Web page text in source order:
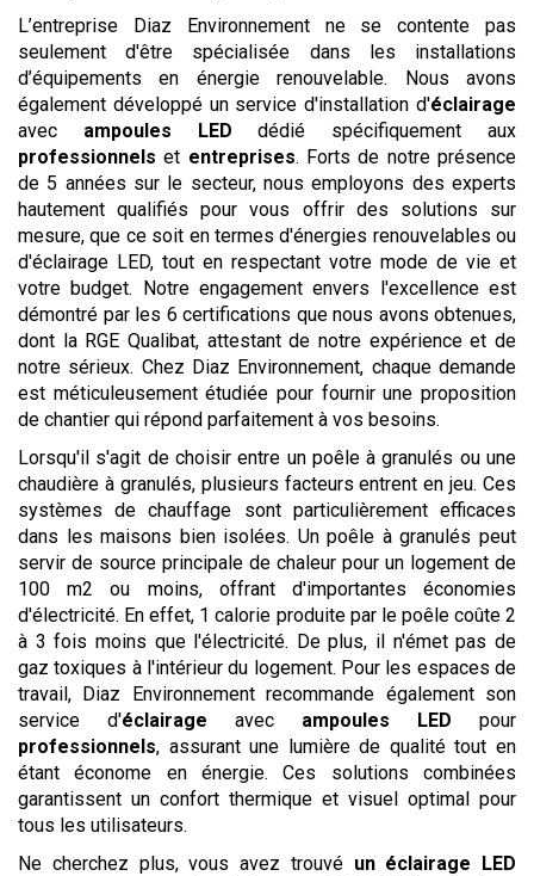
L’entreprise Diaz Environnement ne se contente pas
seulement d'être spécialisée dans les installations
d’équipements en énergie renouvelable. Nous avons
également développé un service d'installation d'éclairage
avec ampoules LED dédié spécifiquement aux
professionnels et entreprises. Forts de notre présence
de 5 années sur le secteur, nous employons des experts
hautement qualifiés pour vous offrir des solutions sur
mesure, que ce soit en termes d'énergies renouvelables ou
d'éclairage LED, tout en respectant votre mode de vie et
votre budget. Notre engagement envers l'excellence est
démontré par les 6 certifications que nous avons obtenues,
dont la RGE Qualibat, attestant de notre expérience et de
notre sérieux. Chez Diaz Environnement, chaque demande
est méticuleusement étudiée pour fournir une proposition
de chantier qui répond parfaitement à vos besoins.
Lorsqu'il s'agit de choisir entre un poêle à granulés ou une
chaudière à granulés, plusieurs facteurs entrent en jeu. Ces
systèmes de chauffage sont particulièrement efficaces
dans les maisons bien isolées. Un poêle à granulés peut
servir de source principale de chaleur pour un logement de
100 m2 ou moins, offrant d'importantes économies
d'électricité. En effet, 1 calorie produite par le poêle coûte 2
à 3 fois moins que l'électricité. De plus, il n'émet pas de
gaz toxiques à l'intérieur du logement. Pour les espaces de
travail, Diaz Environnement recommande également son
service d'éclairage avec ampoules LED pour
professionnels, assurant une lumière de qualité tout en
étant économe en énergie. Ces solutions combinées
garantissent un confort thermique et visuel optimal pour
tous les utilisateurs.
Ne cherchez plus, vous avez trouvé un éclairage LED